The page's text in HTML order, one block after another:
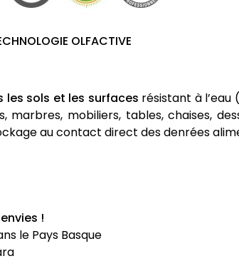
OLFACTIVE
sols et les surfaces résistant à l’eau
marbres, mobiliers, tables, chaises,
au contact direct des denrées
!
le Pays Basque